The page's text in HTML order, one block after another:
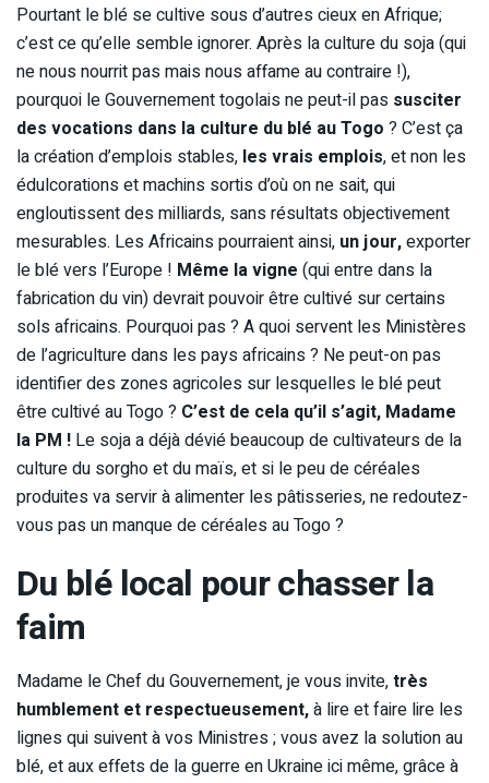
Pourtant le blé se cultive sous d’autres cieux en Afrique;
c’est ce qu’elle semble ignorer. Après la culture du soja (qui
ne nous nourrit pas mais nous affame au contraire !),
pourquoi le Gouvernement togolais ne peut-il pas susciter
des vocations dans la culture du blé au Togo ? C’est ça
la création d’emplois stables, les vrais emplois, et non les
édulcorations et machins sortis d’où on ne sait, qui
engloutissent des milliards, sans résultats objectivement
mesurables. Les Africains pourraient ainsi, un jour,exporter
le blé vers l’Europe ! Même la vigne (qui entre dans la
fabrication du vin) devrait pouvoir être cultivé sur certains
sols africains. Pourquoi pas ? A quoi servent les Ministères
de l’agriculture dans les pays africains ? Ne peut-on pas
identifier des zones agricoles sur lesquelles le blé peut
être cultivé au Togo ? C’est de cela qu’il s’agit, Madame
la PM ! Le soja a déjà dévié beaucoup de cultivateurs de la
culture du sorgho et du maïs, et si le peu de céréales
produites va servir à alimenter les pâtisseries, ne redoutez-
vous pas un manque de céréales au Togo ?
Du blé local pour chasser la
faim
Madame le Chef du Gouvernement, je vous invite,très
humblement et respectueusement,à lire et faire lire les
lignes qui suivent à vos Ministres ; vous avez la solution au
blé, et aux effets de la guerre en Ukraine ici même, grâce à